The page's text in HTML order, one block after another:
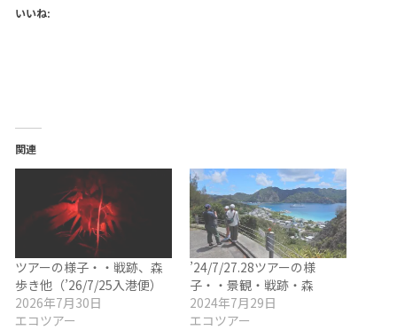
いいね:
関連
ツアーの様子・・戦跡、森
歩き他（’26/7/25入港便）
2026年7月30日
エコツアー
’24/7/27.28ツアーの様
子・・景観・戦跡・森
2024年7月29日
エコツアー